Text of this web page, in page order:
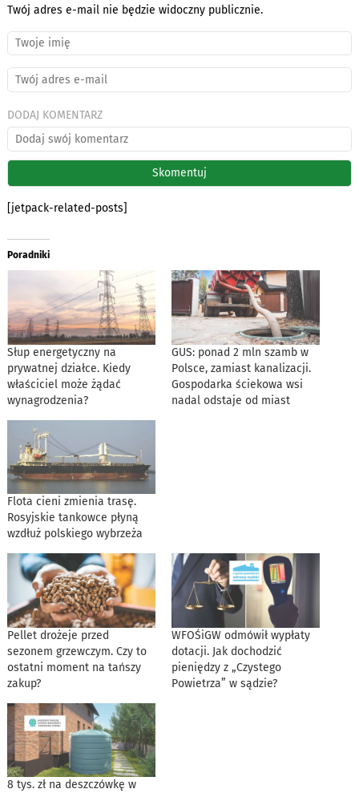
Twój adres e-mail nie będzie widoczny publicznie.
DODAJ KOMENTARZ
[jetpack-related-posts]
Poradniki
Słup energetyczny na
prywatnej działce. Kiedy
właściciel może żądać
wynagrodzenia?
GUS: ponad 2 mln szamb w
Polsce, zamiast kanalizacji.
Gospodarka ściekowa wsi
nadal odstaje od miast
Flota cieni zmienia trasę.
Rosyjskie tankowce płyną
wzdłuż polskiego wybrzeża
Pellet drożeje przed
sezonem grzewczym. Czy to
ostatni moment na tańszy
zakup?
WFOŚiGW odmówił wypłaty
dotacji. Jak dochodzić
pieniędzy z „Czystego
Powietrza” w sądzie?
8 tys. zł na deszczówkę w